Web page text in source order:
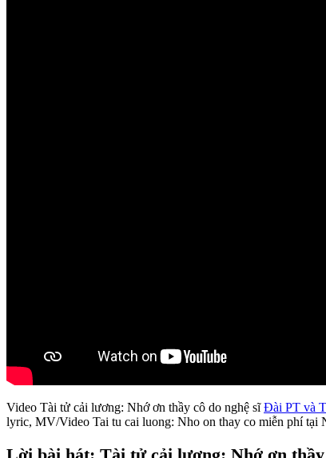
Video Tài tử cải lương: Nhớ ơn thầy cô do nghệ sĩĐài PT và
lyric, MV/Video Tai tu cai luong: Nho on thay co miễn phí tại